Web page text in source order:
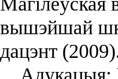
вышэйшай
дацэнт